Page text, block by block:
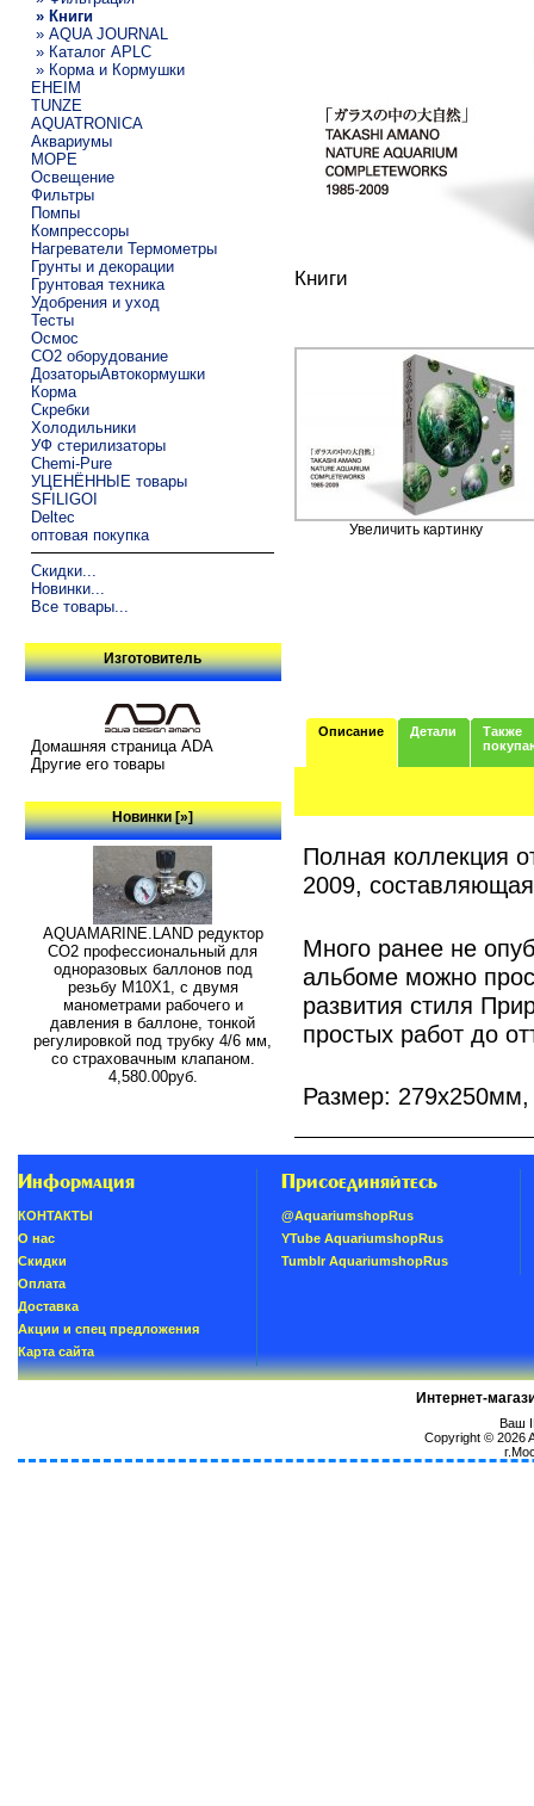
» Книги
» AQUA JOURNAL
» Каталог APLC
» Корма и Кормушки
EHEIM
TUNZE
AQUATRONICA
Аквариумы
МОРЕ
Освещение
Фильтры
Помпы
Компрессоры
Нагреватели Термометры
Грунты и декорации
Грунтовая техника
Удобрения и уход
Тесты
Осмос
CO2 оборудование
ДозаторыАвтокормушки
Корма
Скребки
Холодильники
УФ стерилизаторы
Chemi-Pure
УЦЕНЁННЫЕ товары
SFILIGOI
Deltec
оптовая покупка
Скидки...
Новинки...
Все товары...
Изготовитель
Домашняя страница ADA
Другие его товары
Новинки [»]
AQUAMARINE.LAND редуктор
СО2 профессиональный для
одноразовых баллонов под
резьбу M10X1, с двумя
манометрами рабочего и
давления в баллоне, тонкой
регулировкой под трубку 4/6 мм,
со страховачным клапаном.
4,580.00руб.
Книги
Увеличить картинку
Описание Детали
Также
Полная коллекция
2009,
Много ранее не
альбоме можно
развития стиля
простых работ до
Размер: 279x250мм,
Информация
КОНТАКТЫ
О нас
Скидки
Oплатa
Доставка
Акции и спец предложения
Карта сайта
Присоединяйтесь
@AquariumshopRus
YTube AquariumshopRus
Tumblr AquariumshopRus
Интернет-
Ваш
Copyright © 2026